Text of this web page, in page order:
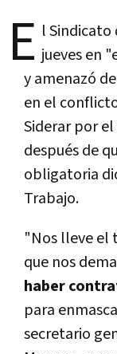
E l Sindicato
jueves en
y amenazó
en el
Siderar por
después de
obligatoria
Trabajo.
"Nos lleve el
que nos
haber
para
secretario